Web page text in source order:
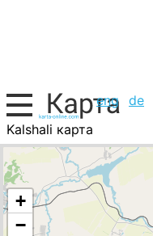
eng de
Kalshali карта
Росія, список міст
+
−